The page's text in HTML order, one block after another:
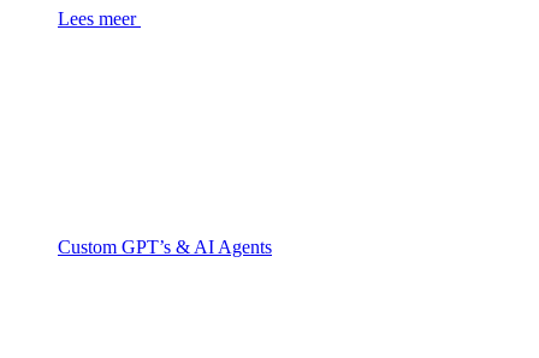
Lees meer
Custom GPT’s & AI Agents